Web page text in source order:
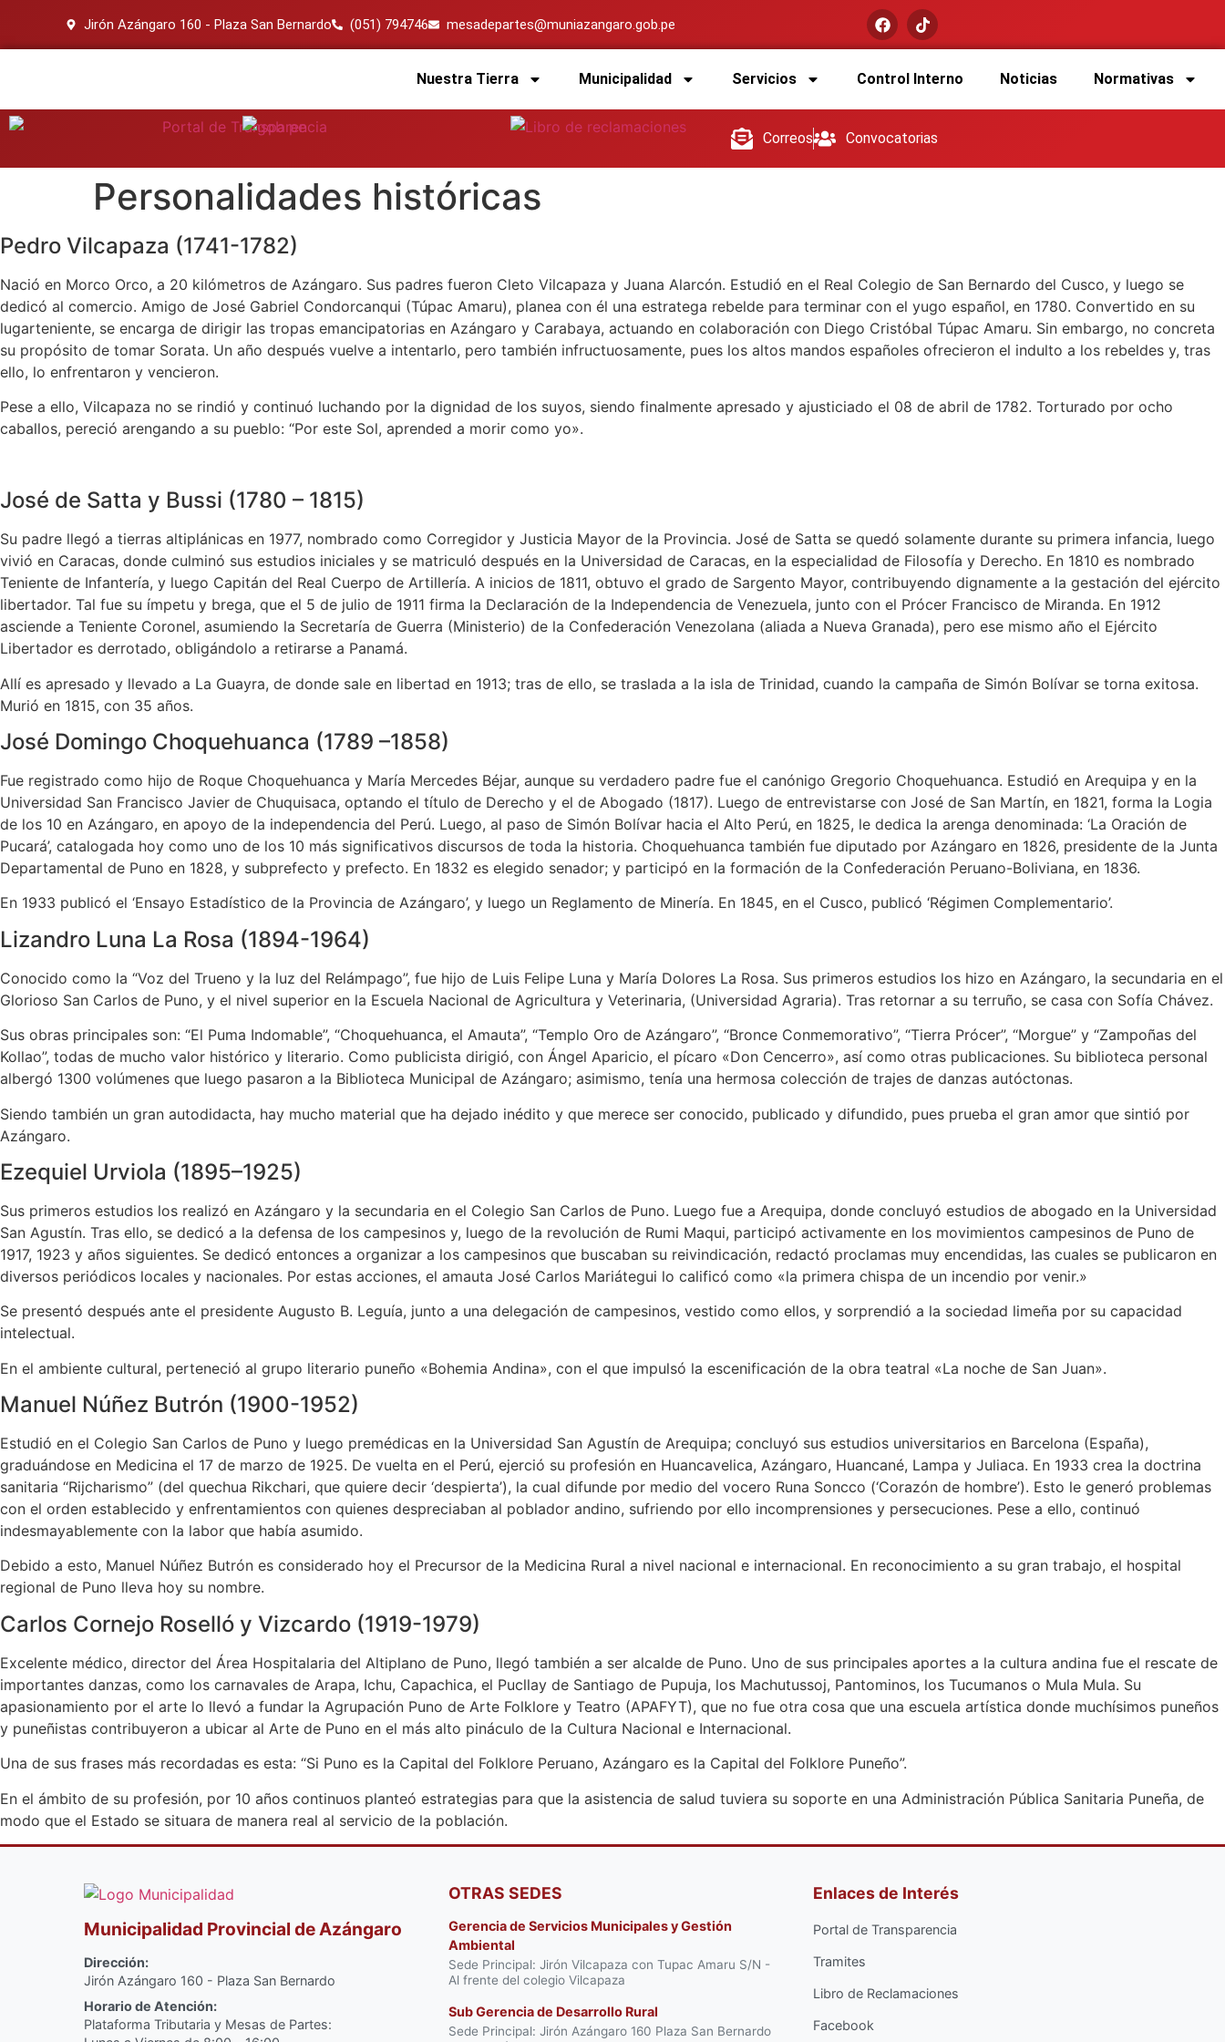
Jirón Azángaro 160 - Plaza San Bernardo (051) 794746 mesadepartes@muniazangaro.gob.pe
Nuestra Tierra Municipalidad Servicios Control Interno Noticias Normativas
Correos Convocatorias
Personalidades históricas
Pedro Vilcapaza (1741-1782)
Nació en Morco Orco, a 20 kilómetros de Azángaro. Sus padres fueron Cleto Vilcapaza y Juana Alarcón. Estudió en el Real Colegio de San Bernardo del Cusco, y luego se
dedicó al comercio. Amigo de José Gabriel Condorcanqui (Túpac Amaru), planea con él una estratega rebelde para terminar con el yugo español, en 1780. Convertido en su
lugarteniente, se encarga de dirigir las tropas emancipatorias en Azángaro y Carabaya, actuando en colaboración con Diego Cristóbal Túpac Amaru. Sin embargo, no concreta
su propósito de tomar Sorata. Un año después vuelve a intentarlo, pero también infructuosamente, pues los altos mandos españoles ofrecieron el indulto a los rebeldes y, tras
ello, lo enfrentaron y vencieron.
Pese a ello, Vilcapaza no se rindió y continuó luchando por la dignidad de los suyos, siendo finalmente apresado y ajusticiado el 08 de abril de 1782. Torturado por ocho
caballos, pereció arengando a su pueblo: “Por este Sol, aprended a morir como yo».
José de Satta y Bussi (1780 – 1815)
Su padre llegó a tierras altiplánicas en 1977, nombrado como Corregidor y Justicia Mayor de la Provincia. José de Satta se quedó solamente durante su primera infancia, luego
vivió en Caracas, donde culminó sus estudios iniciales y se matriculó después en la Universidad de Caracas, en la especialidad de Filosofía y Derecho. En 1810 es nombrado
Teniente de Infantería, y luego Capitán del Real Cuerpo de Artillería. A inicios de 1811, obtuvo el grado de Sargento Mayor, contribuyendo dignamente a la gestación del ejército
libertador. Tal fue su ímpetu y brega, que el 5 de julio de 1911 firma la Declaración de la Independencia de Venezuela, junto con el Prócer Francisco de Miranda. En 1912
asciende a Teniente Coronel, asumiendo la Secretaría de Guerra (Ministerio) de la Confederación Venezolana (aliada a Nueva Granada), pero ese mismo año el Ejército
Libertador es derrotado, obligándolo a retirarse a Panamá.
Allí es apresado y llevado a La Guayra, de donde sale en libertad en 1913; tras de ello, se traslada a la isla de Trinidad, cuando la campaña de Simón Bolívar se torna exitosa.
Murió en 1815, con 35 años.
José Domingo Choquehuanca (1789 –1858)
Fue registrado como hijo de Roque Choquehuanca y María Mercedes Béjar, aunque su verdadero padre fue el canónigo Gregorio Choquehuanca. Estudió en Arequipa y en la
Universidad San Francisco Javier de Chuquisaca, optando el título de Derecho y el de Abogado (1817). Luego de entrevistarse con José de San Martín, en 1821, forma la Logia
de los 10 en Azángaro, en apoyo de la independencia del Perú. Luego, al paso de Simón Bolívar hacia el Alto Perú, en 1825, le dedica la arenga denominada: ‘La Oración de
Pucará’, catalogada hoy como uno de los 10 más significativos discursos de toda la historia. Choquehuanca también fue diputado por Azángaro en 1826, presidente de la Junta
Departamental de Puno en 1828, y subprefecto y prefecto. En 1832 es elegido senador; y participó en la formación de la Confederación Peruano-Boliviana, en 1836.
En 1933 publicó el ‘Ensayo Estadístico de la Provincia de Azángaro’, y luego un Reglamento de Minería. En 1845, en el Cusco, publicó ‘Régimen Complementario’.
Lizandro Luna La Rosa (1894-1964)
Conocido como la “Voz del Trueno y la luz del Relámpago”, fue hijo de Luis Felipe Luna y María Dolores La Rosa. Sus primeros estudios los hizo en Azángaro, la secundaria en el
Glorioso San Carlos de Puno, y el nivel superior en la Escuela Nacional de Agricultura y Veterinaria, (Universidad Agraria). Tras retornar a su terruño, se casa con Sofía Chávez.
Sus obras principales son: “El Puma Indomable”, “Choquehuanca, el Amauta”, “Templo Oro de Azángaro”, “Bronce Conmemorativo”, “Tierra Prócer”, “Morgue” y “Zampoñas del
Kollao”, todas de mucho valor histórico y literario. Como publicista dirigió, con Ángel Aparicio, el pícaro «Don Cencerro», así como otras publicaciones. Su biblioteca personal
albergó 1300 volúmenes que luego pasaron a la Biblioteca Municipal de Azángaro; asimismo, tenía una hermosa colección de trajes de danzas autóctonas.
Siendo también un gran autodidacta, hay mucho material que ha dejado inédito y que merece ser conocido, publicado y difundido, pues prueba el gran amor que sintió por
Azángaro.
Ezequiel Urviola (1895–1925)
Sus primeros estudios los realizó en Azángaro y la secundaria en el Colegio San Carlos de Puno. Luego fue a Arequipa, donde concluyó estudios de abogado en la Universidad
San Agustín. Tras ello, se dedicó a la defensa de los campesinos y, luego de la revolución de Rumi Maqui, participó activamente en los movimientos campesinos de Puno de
1917, 1923 y años siguientes. Se dedicó entonces a organizar a los campesinos que buscaban su reivindicación, redactó proclamas muy encendidas, las cuales se publicaron en
diversos periódicos locales y nacionales. Por estas acciones, el amauta José Carlos Mariátegui lo calificó como «la primera chispa de un incendio por venir.»
Se presentó después ante el presidente Augusto B. Leguía, junto a una delegación de campesinos, vestido como ellos, y sorprendió a la sociedad limeña por su capacidad
intelectual.
En el ambiente cultural, perteneció al grupo literario puneño «Bohemia Andina», con el que impulsó la escenificación de la obra teatral «La noche de San Juan».
Manuel Núñez Butrón (1900-1952)
Estudió en el Colegio San Carlos de Puno y luego premédicas en la Universidad San Agustín de Arequipa; concluyó sus estudios universitarios en Barcelona (España),
graduándose en Medicina el 17 de marzo de 1925. De vuelta en el Perú, ejerció su profesión en Huancavelica, Azángaro, Huancané, Lampa y Juliaca. En 1933 crea la doctrina
sanitaria “Rijcharismo” (del quechua Rikchari, que quiere decir ‘despierta’), la cual difunde por medio del vocero Runa Soncco (‘Corazón de hombre’). Esto le generó problemas
con el orden establecido y enfrentamientos con quienes despreciaban al poblador andino, sufriendo por ello incomprensiones y persecuciones. Pese a ello, continuó
indesmayablemente con la labor que había asumido.
Debido a esto, Manuel Núñez Butrón es considerado hoy el Precursor de la Medicina Rural a nivel nacional e internacional. En reconocimiento a su gran trabajo, el hospital
regional de Puno lleva hoy su nombre.
Carlos Cornejo Roselló y Vizcardo (1919-1979)
Excelente médico, director del Área Hospitalaria del Altiplano de Puno, llegó también a ser alcalde de Puno. Uno de sus principales aportes a la cultura andina fue el rescate de
importantes danzas, como los carnavales de Arapa, Ichu, Capachica, el Pucllay de Santiago de Pupuja, los Machutussoj, Pantominos, los Tucumanos o Mula Mula. Su
apasionamiento por el arte lo llevó a fundar la Agrupación Puno de Arte Folklore y Teatro (APAFYT), que no fue otra cosa que una escuela artística donde muchísimos puneños
y puneñistas contribuyeron a ubicar al Arte de Puno en el más alto pináculo de la Cultura Nacional e Internacional.
Una de sus frases más recordadas es esta: “Si Puno es la Capital del Folklore Peruano, Azángaro es la Capital del Folklore Puneño”.
En el ámbito de su profesión, por 10 años continuos planteó estrategias para que la asistencia de salud tuviera su soporte en una Administración Pública Sanitaria Puneña, de
modo que el Estado se situara de manera real al servicio de la población.
Municipalidad Provincial de Azángaro
Dirección:
Jirón Azángaro 160 - Plaza San Bernardo
Horario de Atención:
Plataforma Tributaria y Mesas de Partes:
OTRAS SEDES
Gerencia de Servicios Municipales y Gestión
Ambiental
Sede Principal: Jirón Vilcapaza con Tupac Amaru S/N -
Al frente del colegio Vilcapaza
Sub Gerencia de Desarrollo Rural
Sede Principal: Jirón Azángaro 160 Plaza San Bernardo
Enlaces de Interés
Portal de Transparencia
Tramites
Libro de Reclamaciones
Facebook